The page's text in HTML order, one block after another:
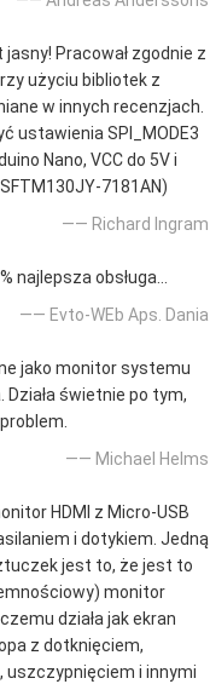
Pracował zgodnie z
użyciu bibliotek z
w innych recenzjach.
ustawienia SPI_MODE3
Nano, VCC do 5V i
SFTM130JY-7181AN)
—— Richard Ingram
najlepsza obsługa...
—— Evto-WEb Aps. Dania
jako monitor systemu
świetnie po tym,
—— Michael Helms
HDMI z Micro-USB
i dotykiem. Jedną
jest to, że jest to
monitor
działa jak ekran
z dotknięciem,
uszczypnięciem i innymi